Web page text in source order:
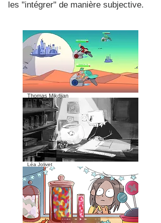
les "intégrer" de manière subjective.
Thomas Mikdjian
Léa Jolivet